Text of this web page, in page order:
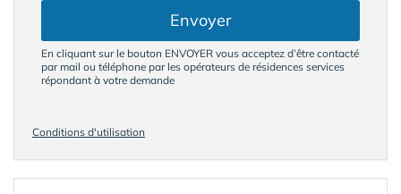
Envoyer
En cliquant sur le bouton ENVOYER vous acceptez d’être contacté
par mail ou téléphone par les opérateurs de résidences services
répondant à votre demande
Conditions d'utilisation